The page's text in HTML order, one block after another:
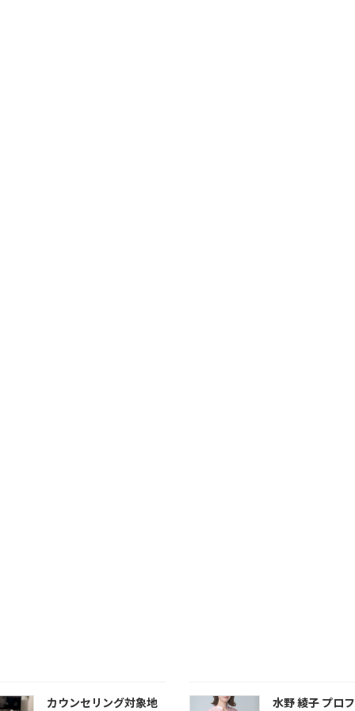
カウンセリング対象地 水野 綾子 プロ